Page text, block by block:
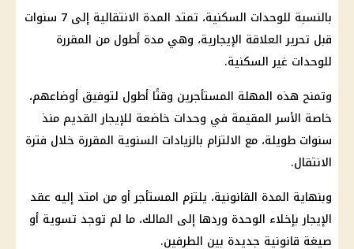
بالنسبة للوحدات السكنية، تمتد المدة الانتقالية إلى 7 سنوات
قبل تحرير العلاقة الإيجارية، وهي مدة أطول من المقررة
للوحدات غير السكنية.
وتمنح هذه المهلة المستأجرين وقتًا أطول لتوفيق أوضاعهم،
خاصة الأسر المقيمة في وحدات خاضعة للإيجار القديم منذ
سنوات طويلة، مع الالتزام بالزيادات السنوية المقررة خلال فترة
الانتقال.
وبنهاية المدة القانونية، يلتزم المستأجر أو من امتد إليه عقد
الإيجار بإخلاء الوحدة وردها إلى المالك، ما لم توجد تسوية أو
صيغة قانونية جديدة بين الطرفين.